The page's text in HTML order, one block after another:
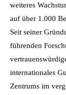
weiteres
auf über 1.000
Seit seiner
führenden
internationales
Zentrums im